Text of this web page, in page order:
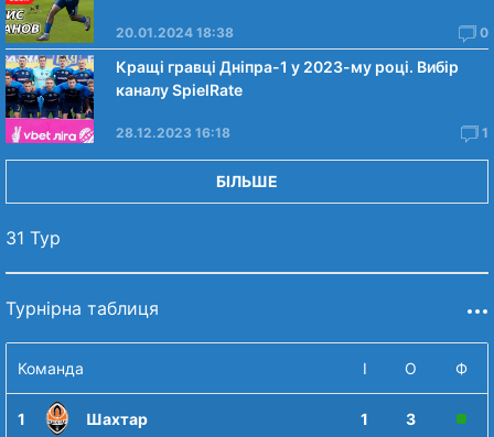
20.01.2024 18:38 0
Кращі гравці Дніпра-1 у 2023-му році. Вибiр
каналу SpielRate
28.12.2023 16:18 1
БІЛЬШЕ
31 Тур
Турнірна таблиця
Команда І О Ф
1 Шахтар 1 3